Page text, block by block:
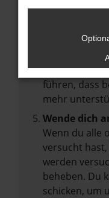
Stelle sicher,
Veraltete
führen, dass
mehr
Wende dich
Wenn du alle
versucht
werden
beheben. Du
schicken, um